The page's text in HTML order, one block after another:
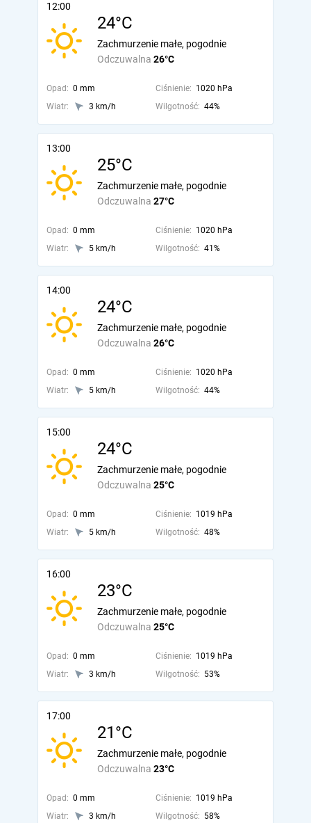
12:00
24°C
Odczuwalna 26°C
Zachmurzenie małe, pogodnie
Opad: 0 mm Ciśnienie: 1020 hPa
Wiatr:
3 km/h Wilgotność: 44%
13:00
25°C
Odczuwalna 27°C
Zachmurzenie małe, pogodnie
Opad: 0 mm Ciśnienie: 1020 hPa
Wiatr:
5 km/h Wilgotność: 41%
14:00
24°C
Odczuwalna 26°C
Zachmurzenie małe, pogodnie
Opad: 0 mm Ciśnienie: 1020 hPa
Wiatr:
5 km/h Wilgotność: 44%
15:00
24°C
Odczuwalna 25°C
Zachmurzenie małe, pogodnie
Opad: 0 mm Ciśnienie: 1019 hPa
Wiatr:
5 km/h Wilgotność: 48%
16:00
23°C
Odczuwalna 25°C
Zachmurzenie małe, pogodnie
Opad: 0 mm Ciśnienie: 1019 hPa
Wiatr:
3 km/h Wilgotność: 53%
17:00
21°C
Odczuwalna 23°C
Zachmurzenie małe, pogodnie
Opad: 0 mm Ciśnienie: 1019 hPa
Wiatr:
3 km/h Wilgotność: 58%